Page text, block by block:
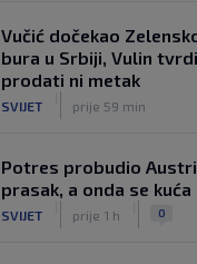
Vučić dočekao
bura u Srbiji, Vulin
prodati ni metak
SVIJET prije 59 min
Potres probudio
prasak, a onda se
SVIJET prije 1 h 0